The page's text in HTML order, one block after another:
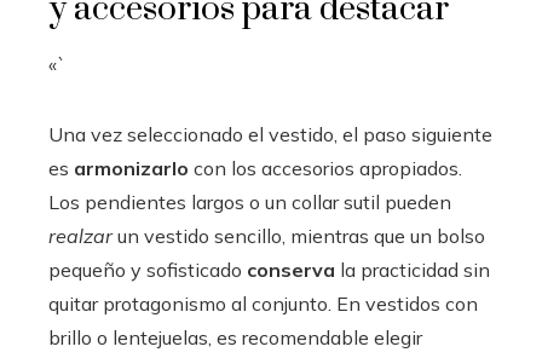
y accesorios para destacar
«`
Una vez seleccionado el vestido, el paso siguiente
es armonizarlo con los accesorios apropiados.
Los pendientes largos o un collar sutil pueden
realzarun vestido sencillo, mientras que un bolso
pequeño y sofisticado conserva la practicidad sin
quitar protagonismo al conjunto. En vestidos con
brillo o lentejuelas, es recomendable elegir